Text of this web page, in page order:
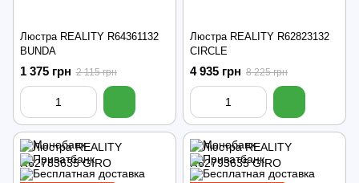
Люстра REALITY R64361132
BUNDA
1 375 грн 2 115 грн
Люстра REALITY R62823132
CIRCLE
4 935 грн 8 225 грн